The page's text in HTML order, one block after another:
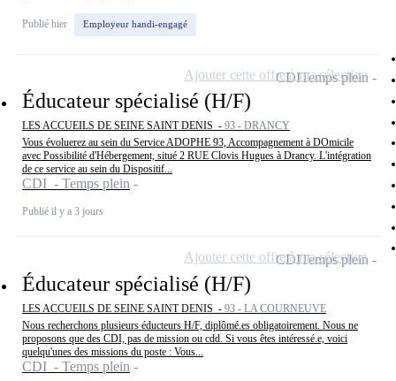
Publié hier Employeur handi-engagé
Éducateur spécialisé (H/F)
LES ACCUEILS DE SEINE SAINT DENIS - 93 - DRANCY
Vous évoluerez au sein du Service ADOPHE 93, Accompagnement à DOmicile
avec Possibilité d'Hébergement, situé 2 RUE Clovis Hugues à Drancy. L'intégration
de ce service au sein du Dispositif...
CDI - Temps plein
Publié il y a 3 jours
CDITemps plein
Ajouter cette offre à ma sélection
Éducateur spécialisé (H/F)
LES ACCUEILS DE SEINE SAINT DENIS - 93 - LA COURNEUVE
Nous recherchons plusieurs éducteurs H/F, diplômé.es obligatoirement. Nous ne
proposons que des CDI, pas de mission ou cdd. Si vous êtes intéressé.e, voici
quelqu'unes des missions du poste : Vous...
CDI - Temps plein
CDITemps plein
Ajouter cette offre à ma sélection